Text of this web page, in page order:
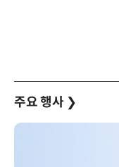
주요 행사 ❯